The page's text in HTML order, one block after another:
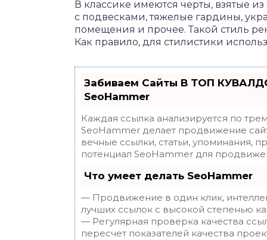
В классике имеются черты, взятые из
с подвесками, тяжелые гардины,
помещения и прочее. Такой стиль
Как правило, для стилистики
Забиваем Сайты В ТОП
SeoHammer
Каждая ссылка анализируется по
SeoHammer делает продвижение
вечные ссылки, статьи, упоминания,
потенциал SeoHammer для
Что умеет делать SeoHammer
— Продвижение в один клик,
лучших ссылок с высокой степенью
— Регулярная проверка качества
пересчет показателей качества